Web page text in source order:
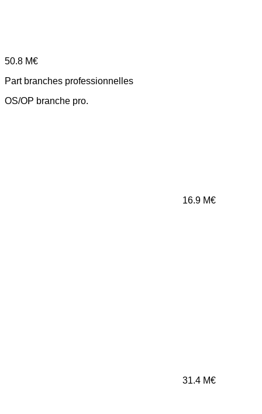
50.8 M€
Part branches professionnelles
OS/OP branche pro.
16.9 M€
31.4 M€